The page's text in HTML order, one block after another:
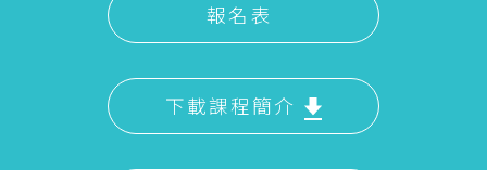
報名表
下載課程簡介